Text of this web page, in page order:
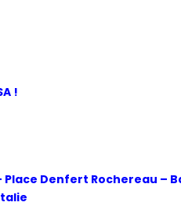
!
Place Denfert Rochereau –